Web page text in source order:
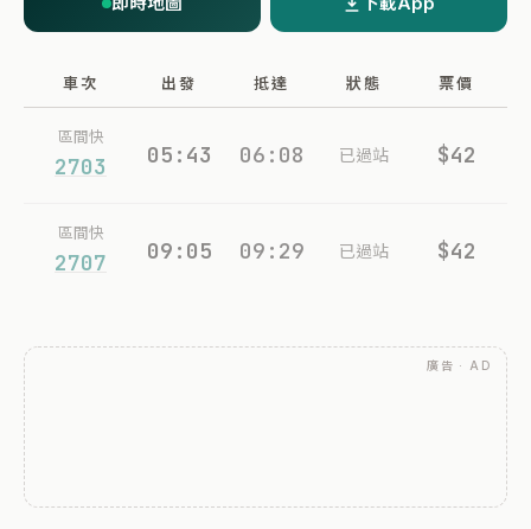
車次 出發 抵達 狀態 票價
區間快
2703 05:43 06:08 已過站 $42
區間快
2707 09:05 09:29 已過站 $42
廣告 · AD